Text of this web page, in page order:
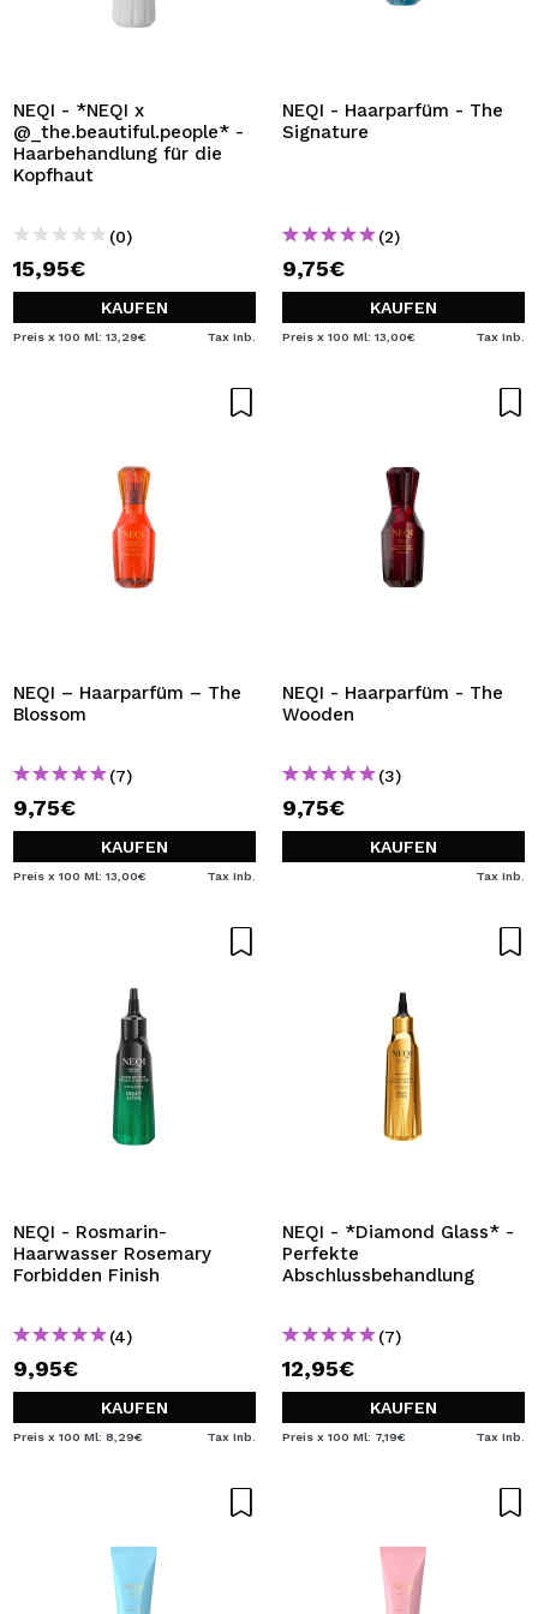
NEQI - *NEQI x
@_the.beautiful.people* -
Haarbehandlung für die
Kopfhaut
(0)
15,95€
KAUFEN
Preis x 100 Ml: 13,29€ Tax Inb.
NEQI - Haarparfüm - The
Signature
(2)
9,75€
KAUFEN
Preis x 100 Ml: 13,00€ Tax Inb.
NEQI – Haarparfüm – The
Blossom
(7)
9,75€
KAUFEN
Preis x 100 Ml: 13,00€ Tax Inb.
NEQI - Haarparfüm - The
Wooden
(3)
9,75€
KAUFEN
Tax Inb.
NEQI - Rosmarin-
Haarwasser Rosemary
Forbidden Finish
(4)
9,95€
KAUFEN
Preis x 100 Ml: 8,29€ Tax Inb.
NEQI - *Diamond Glass* -
Perfekte
Abschlussbehandlung
(7)
12,95€
KAUFEN
Preis x 100 Ml: 7,19€ Tax Inb.